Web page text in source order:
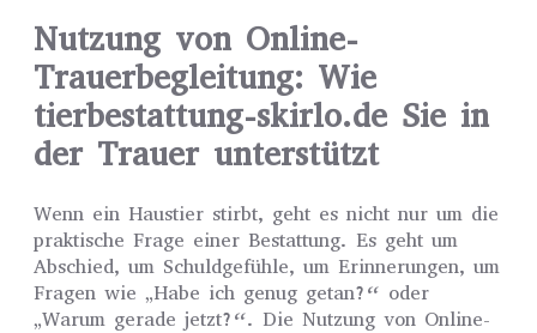
Nutzung von Online-
Trauerbegleitung: Wie
tierbestattung-skirlo.de Sie in
der Trauer unterstützt
Wenn ein Haustier stirbt, geht es nicht nur um die
praktische Frage einer Bestattung. Es geht um
Abschied, um Schuldgefühle, um Erinnerungen, um
Fragen wie „Habe ich genug getan?“ oder
„Warum gerade jetzt?“. Die Nutzung von Online-